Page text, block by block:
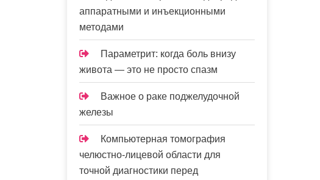
аппаратными и инъекционными
методами
Параметрит: когда боль внизу
живота — это не просто спазм
Важное о раке поджелудочной
железы
Компьютерная томография
челюстно-лицевой области для
точной диагностики перед